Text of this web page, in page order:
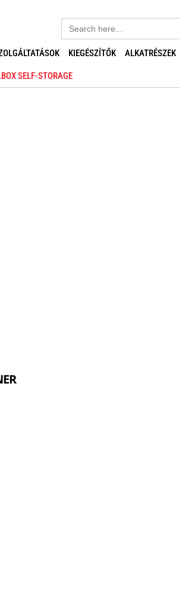
Search
for:
KIEGÉSZÍTŐK ALKATRÉSZEK
SELF-STORAGE